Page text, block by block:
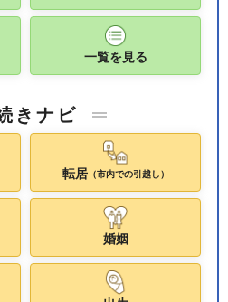
一覧を見る
きナビ
転居（市内での引越し）
婚姻